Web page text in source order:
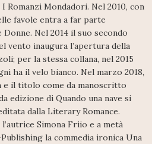
Romanzi Mondadori. Nel 2010, con
favole entra a far parte
Nel 2014 il suo secondo
vento inaugura l’apertura della
per la stessa collana, nel 2015
ha il velo bianco. Nel marzo 2018,
e il titolo come da manoscritto
edizione di Quando una nave si
dalla Literary Romance.
Simona Friio e a metà
la commedia ironica Una